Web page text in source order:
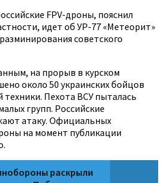
FPV-дроны, пояснил
идет об УР-77 «Метеорит»
советского
на прорыв в курском
около 50 украинских бойцов
Пехота ВСУ пыталась
групп. Российские
атаку. Официальных
на момент публикации
раскрыли